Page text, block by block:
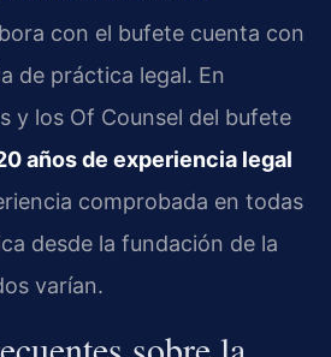
con el bufete cuenta con
de práctica legal. En
y los Of Counsel del bufete
años de experiencia legal
comprobada en todas
desde la fundación de la
varían.